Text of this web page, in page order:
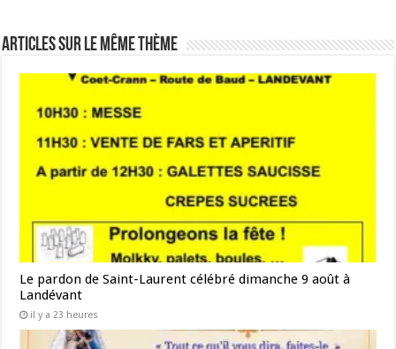
Articles sur le même thème
Le pardon de Saint-Laurent célébré dimanche 9 août à
Landévant
il y a 23 heures